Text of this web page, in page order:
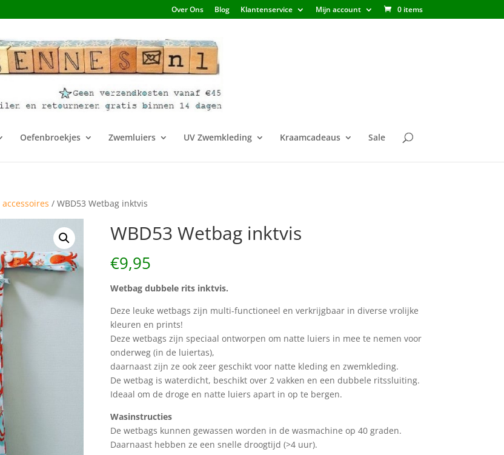
Over Ons Blog Klantenservice Mijn account 0 items
Oefenbroekjes Zwemluiers UV Zwemkleding Kraamcadeaus Sale
/ WBD53 Wetbag inktvis
WBD53 Wetbag inktvis
€9,95
Wetbag dubbele rits inktvis.
Deze leuke wetbags zijn multi-functioneel en verkrijgbaar in diverse vrolijke
kleuren en prints!
Deze wetbags zijn speciaal ontworpen om natte luiers in mee te nemen voor
onderweg (in de luiertas),
daarnaast zijn ze ook zeer geschikt voor natte kleding en zwemkleding.
De wetbag is waterdicht, beschikt over 2 vakken en een dubbele ritssluiting.
Ideaal om de droge en natte luiers apart in op te bergen.
Wasinstructies
De wetbags kunnen gewassen worden in de wasmachine op 40 graden.
Daarnaast hebben ze een snelle droogtijd (>4 uur).